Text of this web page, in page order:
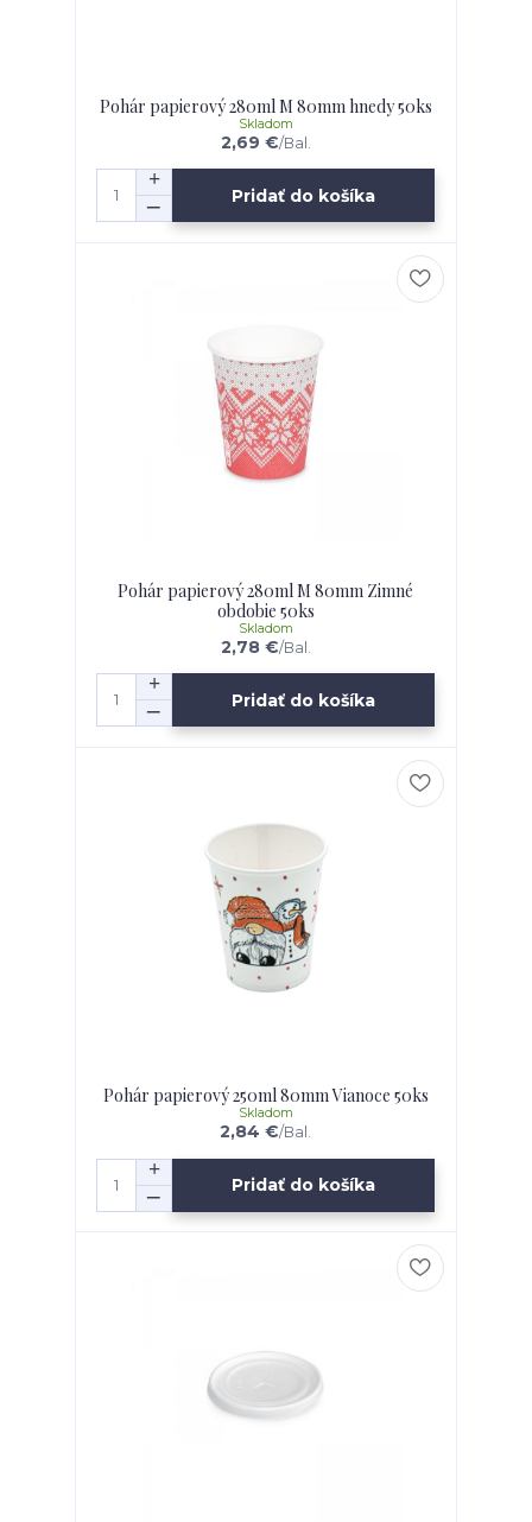
Pohár papierový 280ml M 80mm hnedy 50ks
2,69 €/Bal.
Skladom
Pridať do košíka
Pohár papierový 280ml M 80mm Zimné
obdobie 50ks
2,78 €/Bal.
Skladom
Pridať do košíka
Pohár papierový 250ml 80mm Vianoce 50ks
2,84 €/Bal.
Skladom
Pridať do košíka